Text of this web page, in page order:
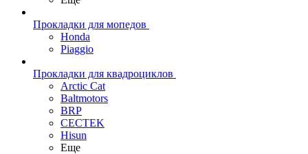
Прокладки для мопедов
Honda
Piaggio
Прокладки для квадроциклов
Arctic Cat
Baltmotors
BRP
CECTEK
Hisun
Еще